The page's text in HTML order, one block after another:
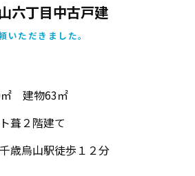
六丁目中古戸建
ただきました。
㎡ 建物63㎡
葺２階建て
歳烏山駅徒歩１２分